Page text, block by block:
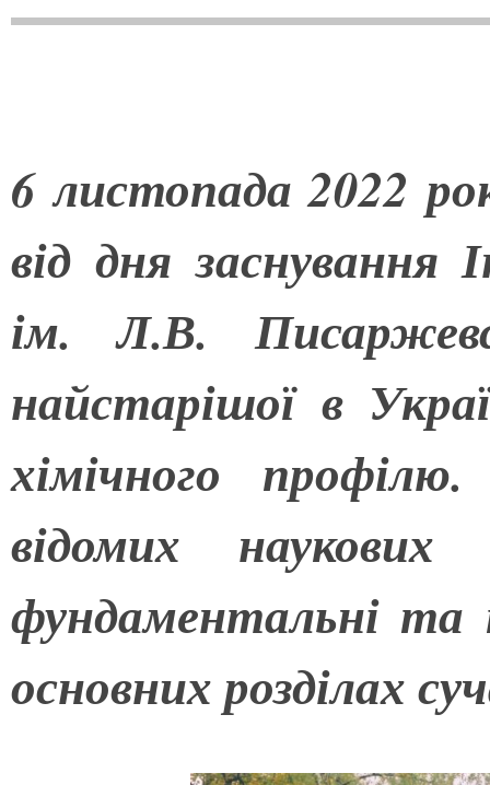
6 листопада 2022
від дня заснування
ім.
Л.В.
найстарішої в
хімічного
відомих
фундаментальні та
основних розділах